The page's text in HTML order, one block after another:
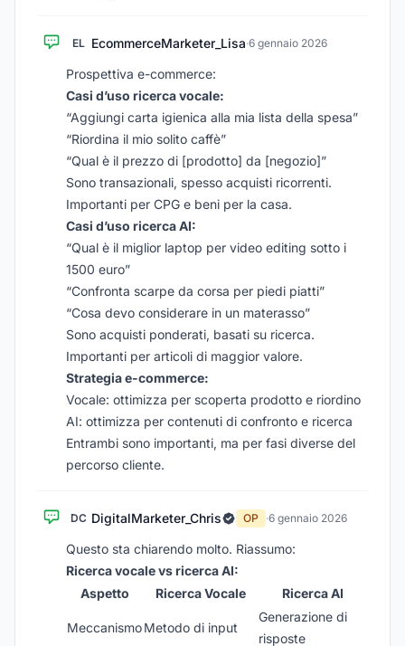
EL EcommerceMarketer_Lisa·6 gennaio 2026
Prospettiva e-commerce:
Casi d’uso ricerca vocale:
“Aggiungi carta igienica alla mia lista della spesa”
“Riordina il mio solito caffè”
“Qual è il prezzo di [prodotto] da [negozio]”
Sono transazionali, spesso acquisti ricorrenti.
Importanti per CPG e beni per la casa.
Casi d’uso ricerca AI:
“Qual è il miglior laptop per video editing sotto i
1500 euro”
“Confronta scarpe da corsa per piedi piatti”
“Cosa devo considerare in un materasso”
Sono acquisti ponderati, basati su ricerca.
Importanti per articoli di maggior valore.
Strategia e-commerce:
Vocale: ottimizza per scoperta prodotto e riordino
AI: ottimizza per contenuti di confronto e ricerca
Entrambi sono importanti, ma per fasi diverse del
percorso cliente.
DC DigitalMarketer_Chris OP ·6 gennaio 2026
Questo sta chiarendo molto. Riassumo:
Ricerca vocale vs ricerca AI:
Aspetto
Ricerca Vocale Ricerca AI
MeccanismoMetodo di input
Generazione di
risposte